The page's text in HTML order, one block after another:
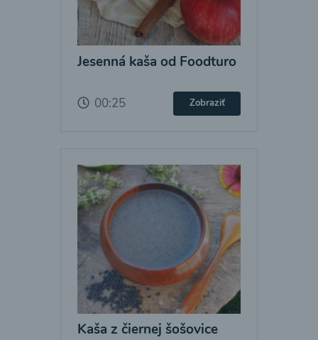
Jesenná kaša od Foodturo
00:25 Zobraziť
Kaša z čiernej šošovice